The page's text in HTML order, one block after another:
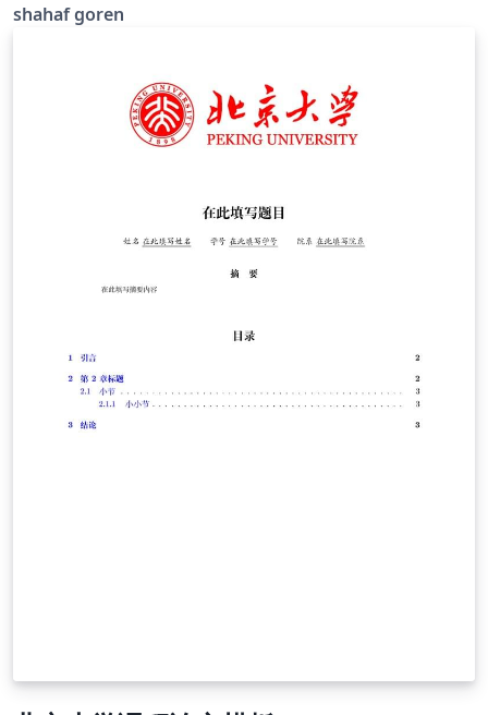
shahaf goren